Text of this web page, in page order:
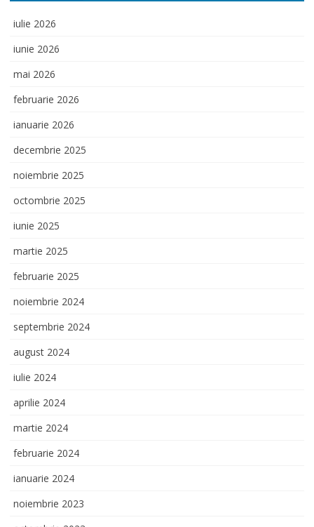
iulie 2026
iunie 2026
mai 2026
februarie 2026
ianuarie 2026
decembrie 2025
noiembrie 2025
octombrie 2025
iunie 2025
martie 2025
februarie 2025
noiembrie 2024
septembrie 2024
august 2024
iulie 2024
aprilie 2024
martie 2024
februarie 2024
ianuarie 2024
noiembrie 2023